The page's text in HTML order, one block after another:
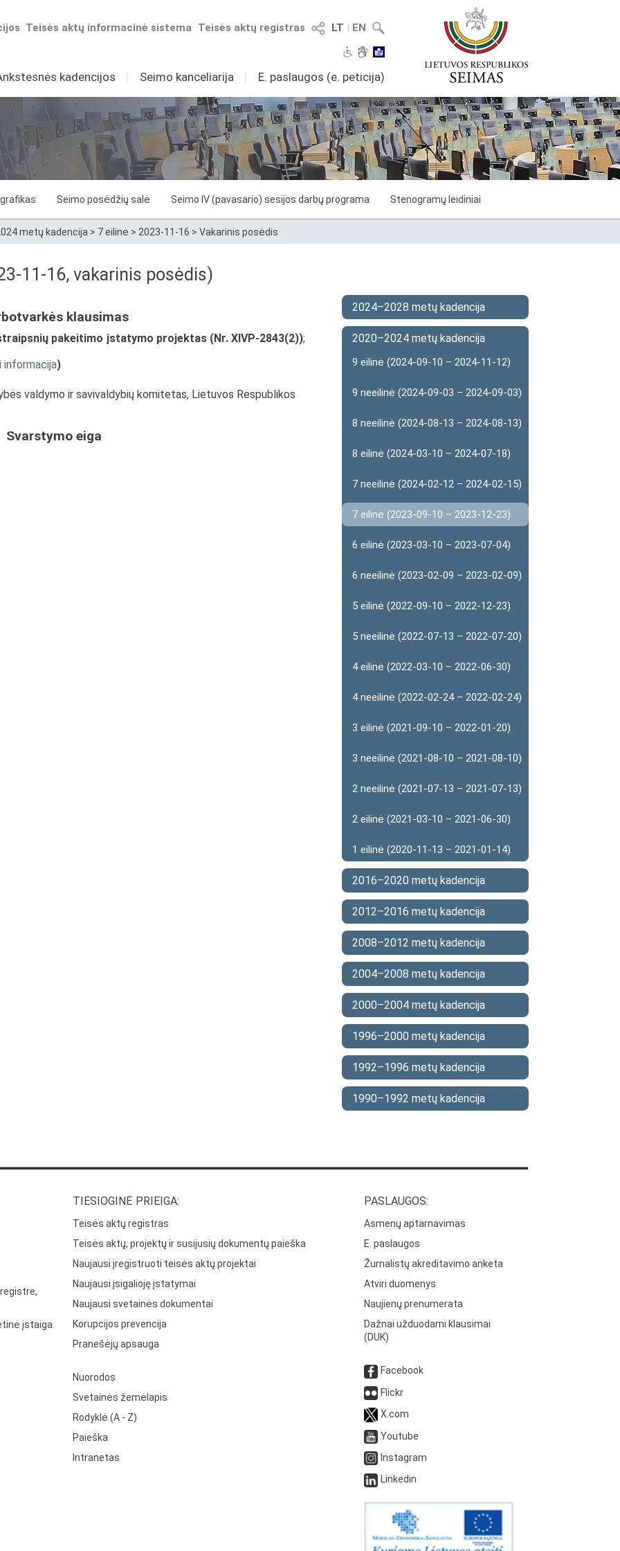
LT I EN
Teisės aktų registras
Teisės aktų informacinė sistema
kadencijos I Seimo kanceliarija I E. paslaugos (e. peticija)
grafikas Seimo posėdžių salė Seimo IV (pavasario) sesijos darbų programa Stenogramų leidiniai
metų kadencija > 7 eilinė > 2023-11-16 > Vakarinis posėdis
11-16, vakarinis posėdis)
klausimas
pakeitimo įstatymo projektas (Nr. XIVP-2843(2));
informacija)
valdymo ir savivaldybių komitetas, Lietuvos Respublikos
Svarstymo eiga
2024–2028 metų kadencija
2020–2024 metų kadencija
9 eilinė (2024-09-10 – 2024-11-12)
9 neeilinė (2024-09-03 – 2024-09-03)
8 neeilinė (2024-08-13 – 2024-08-13)
8 eilinė (2024-03-10 – 2024-07-18)
7 neeilinė (2024-02-12 – 2024-02-15)
7 eilinė (2023-09-10 – 2023-12-23)
6 eilinė (2023-03-10 – 2023-07-04)
6 neeilinė (2023-02-09 – 2023-02-09)
5 eilinė (2022-09-10 – 2022-12-23)
5 neeilinė (2022-07-13 – 2022-07-20)
4 eilinė (2022-03-10 – 2022-06-30)
4 neeilinė (2022-02-24 – 2022-02-24)
3 eilinė (2021-09-10 – 2022-01-20)
3 neeilinė (2021-08-10 – 2021-08-10)
2 neeilinė (2021-07-13 – 2021-07-13)
2 eilinė (2021-03-10 – 2021-06-30)
1 eilinė (2020-11-13 – 2021-01-14)
2016–2020 metų kadencija
2012–2016 metų kadencija
2008–2012 metų kadencija
2004–2008 metų kadencija
2000–2004 metų kadencija
1996–2000 metų kadencija
1992–1996 metų kadencija
1990–1992 metų kadencija
įstaiga
TIESIOGINĖ PRIEIGA:
Teisės aktų registras
Teisės aktų, projektų ir susijusių dokumentų paieška
Naujausi įregistruoti teisės aktų projektai
Naujausi įsigalioję įstatymai
Naujausi svetainės dokumentai
Korupcijos prevencija
Pranešėjų apsauga
Nuorodos
Svetainės žemėlapis
Rodyklė (A - Z)
Paieška
Intranetas
PASLAUGOS:
Asmenų aptarnavimas
E. paslaugos
Žurnalistų akreditavimo anketa
Atviri duomenys
Naujienų prenumerata
Dažnai užduodami klausimai
(DUK)
Facebook
Flickr
X.com
Youtube
Instagram
Linkedin